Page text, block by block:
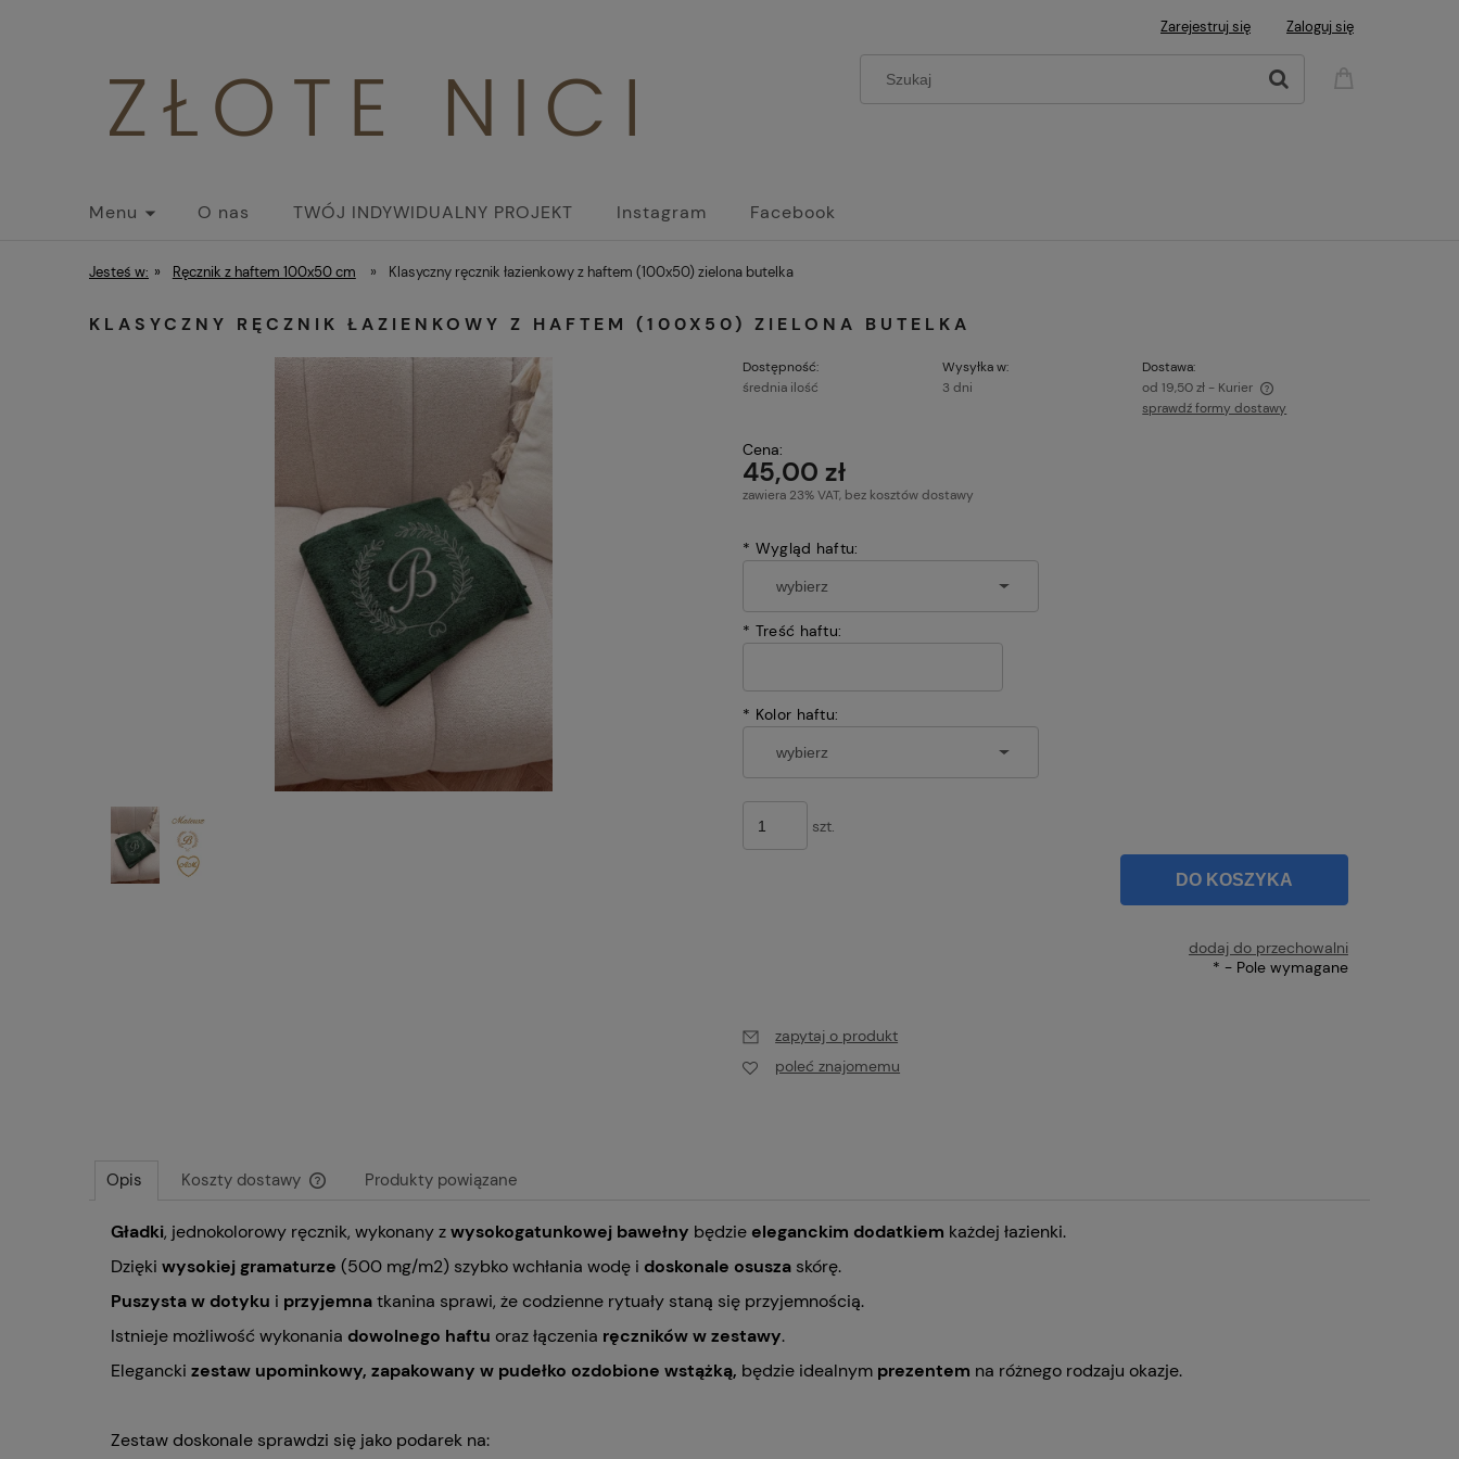
Zarejestruj się Zaloguj się
Menu O nas TWÓJ INDYWIDUALNY PROJEKT Instagram Facebook
Jesteś w: » Ręcznik z haftem 100x50 cm » Klasyczny ręcznik łazienkowy z haftem (100x50) zielona butelka
KLASYCZNY RĘCZNIK ŁAZIENKOWY Z HAFTEM (100X50) ZIELONA BUTELKA
Dostępność:
średnia ilość
Wysyłka w:
3 dni
Dostawa:
od 19,50 zł - Kurier
sprawdź formy dostawy
Cena:
45,00 zł
zawiera 23% VAT, bez kosztów dostawy
* Wygląd haftu:
* Treść haftu:
* Kolor haftu:
szt.
DO KOSZYKA
dodaj do przechowalni
* - Pole wymagane
zapytaj o produkt
poleć znajomemu
Opis Koszty dostawy
Cena nie zawiera ewentualnych kosztów
płatności
Produkty powiązane
Gładki, jednokolorowy ręcznik, wykonany zwysokogatunkowej bawełny będzie eleganckim dodatkiem każdej łazienki.
Dzięki wysokiej gramaturze (500 mg/m2) szybko wchłania wodę i doskonale osusza skórę.
Puszysta w dotyku i przyjemnatkanina sprawi, że codzienne rytuały staną się przyjemnością.
Istnieje możliwość wykonania dowolnego haftu oraz łączenia ręczników w zestawy.
Elegancki zestaw upominkowy, zapakowany w pudełko ozdobione wstążką, będzie idealnym prezentem na różnego rodzaju okazje.
Zestaw doskonale sprawdzi się jako podarek na: